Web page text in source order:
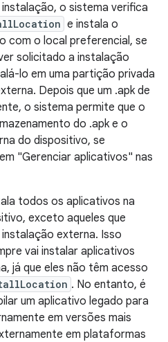
o sistema verifica
e instala o
com o local preferencial, se
solicitado a instalação
lo em uma partição privada
Depois que um .apk de
o sistema permite que o
do .apk e o
do dispositivo, se
"Gerenciar aplicativos" nas
todos os aplicativos na
exceto aqueles que
externa. Isso
vai instalar aplicativos
já que eles não têm acesso
. No entanto, é
um aplicativo legado para
em versões mais
em plataformas